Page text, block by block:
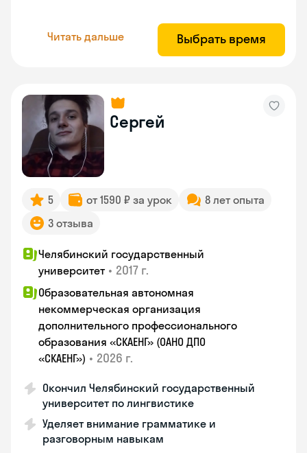
Читать дальше Выбрать время
Сергей
5 от 1590 ₽ за урок
8 лет опыта
3 отзыва
Челябинский государственный
университет • 2017 г.
Образовательная автономная
некоммерческая организация
дополнительного профессионального
образования «СКАЕНГ» (ОАНО ДПО
«СКАЕНГ») • 2026 г.
Окончил Челябинский государственный
университет по лингвистике
Уделяет внимание грамматике и
разговорным навыкам